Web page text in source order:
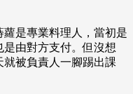
是專業料理人，當初是
由對方支付。但沒想
被負責人一腳踢出課